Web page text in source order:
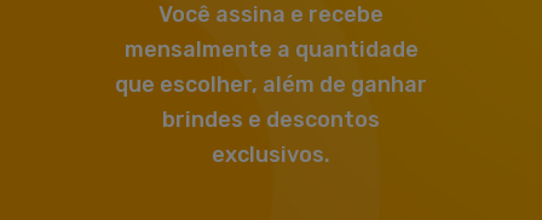
Você assina e recebe
mensalmente a quantidade
que escolher, além de ganhar
brindes e descontos
exclusivos.